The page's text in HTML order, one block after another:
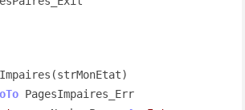
PagesImpaires_Err